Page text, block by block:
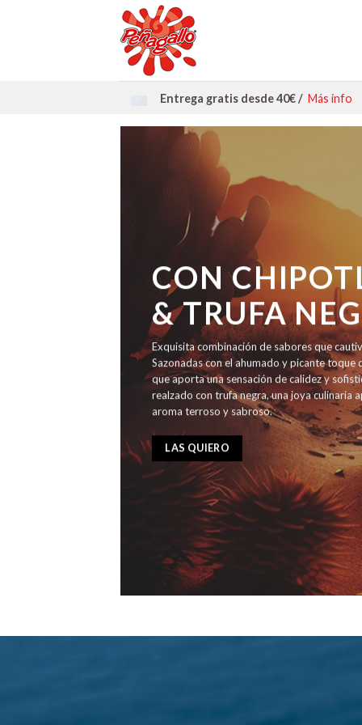
Entrega gratis desde 40€ / Más info
CON
& TRUFA
Exquisita combinación de sabores que
Sazonadas con el ahumado y picante toque
que aporta una sensación de calidez y
realzado con trufa negra, una joya culinaria
aroma terroso y sabroso.
LAS QUIERO